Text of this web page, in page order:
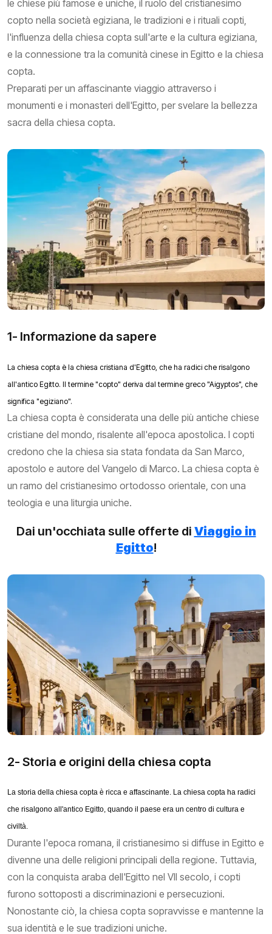
le chiese più famose e uniche, il ruolo del cristianesimo
copto nella società egiziana, le tradizioni e i rituali copti,
l'influenza della chiesa copta sull'arte e la cultura egiziana,
e la connessione tra la comunità cinese in Egitto e la chiesa
copta.
Preparati per un affascinante viaggio attraverso i
monumenti e i monasteri dell'Egitto, per svelare la bellezza
sacra della chiesa copta.
1- Informazione da sapere
La chiesa copta è la chiesa cristiana d'Egitto, che ha radici che risalgono
all'antico Egitto. Il termine "copto" deriva dal termine greco "Aigyptos", che
significa "egiziano".
La chiesa copta è considerata una delle più antiche chiese
cristiane del mondo, risalente all'epoca apostolica. I copti
credono che la chiesa sia stata fondata da San Marco,
apostolo e autore del Vangelo di Marco. La chiesa copta è
un ramo del cristianesimo ortodosso orientale, con una
teologia e una liturgia uniche.
Dai un'occhiata sulle offerte di Viaggio in
Egitto!
2- Storia e origini della chiesa copta
La storia della chiesa copta è ricca e affascinante. La chiesa copta ha radici
che risalgono all'antico Egitto, quando il paese era un centro di cultura e
civiltà.
Durante l'epoca romana, il cristianesimo si diffuse in Egitto e
divenne una delle religioni principali della regione. Tuttavia,
con la conquista araba dell'Egitto nel VII secolo, i copti
furono sottoposti a discriminazioni e persecuzioni.
Nonostante ciò, la chiesa copta sopravvisse e mantenne la
sua identità e le sue tradizioni uniche.